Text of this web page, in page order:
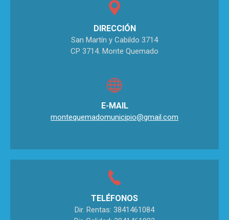
DIRECCIÓN
San Martín y Cabildo 3714
CP 3714. Monte Quemado
E-MAIL
montequemadomunicipio@gmail.com
TELÉFONOS
Dir. Rentas: 3841461084